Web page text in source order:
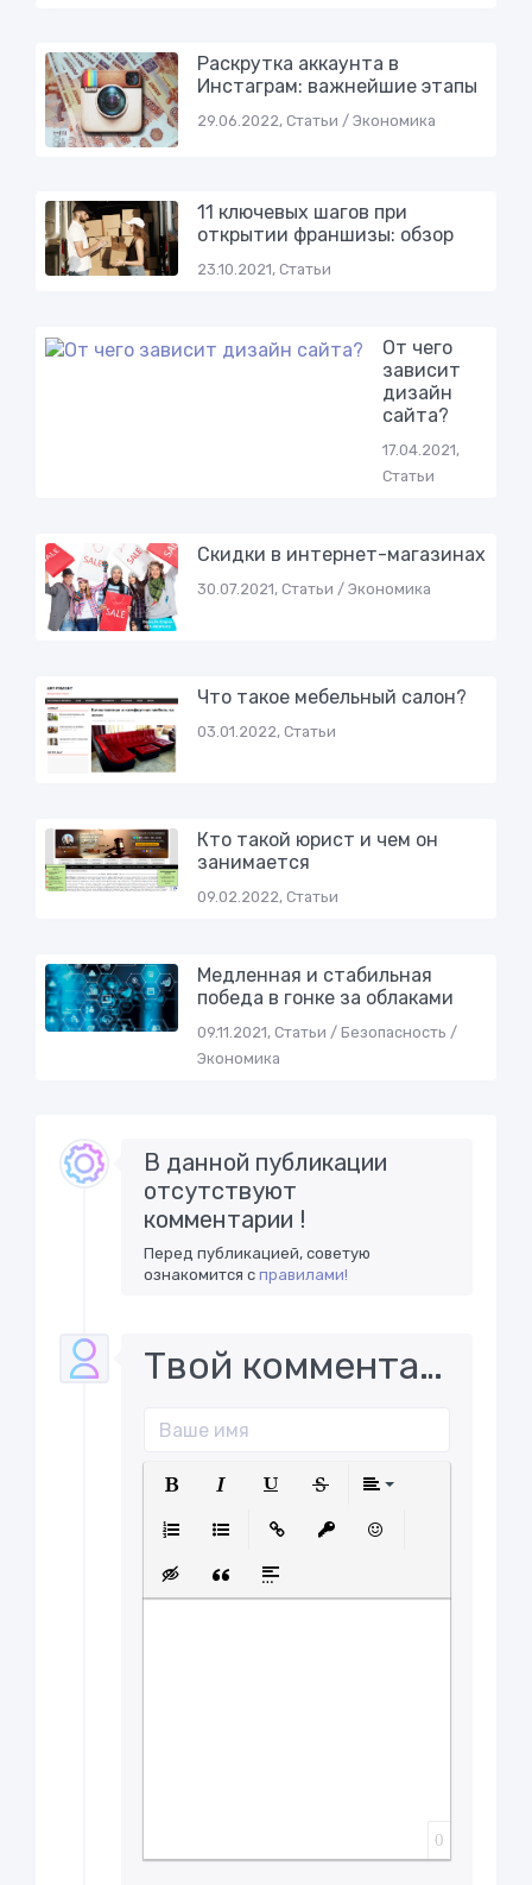
Раскрутка аккаунта в
Инстаграм: важнейшие этапы
29.06.2022, Статьи / Экономика
11 ключевых шагов при
открытии франшизы: обзор
23.10.2021, Статьи
От чего
зависит
дизайн
сайта?
17.04.2021,
Статьи
Скидки в интернет-магазинах
30.07.2021, Статьи / Экономика
Что такое мебельный салон?
03.01.2022, Статьи
Кто такой юрист и чем он
занимается
09.02.2022, Статьи
Медленная и стабильная
победа в гонке за облаками
09.11.2021, Статьи / Безопасность /
Экономика
В данной публикации
отсутствуют
комментарии !
Перед публикацией, советую
ознакомится справилами!
Твой комментарий..
Вставка скрытого текста
Вставка цитаты
Вставка спойлера
0